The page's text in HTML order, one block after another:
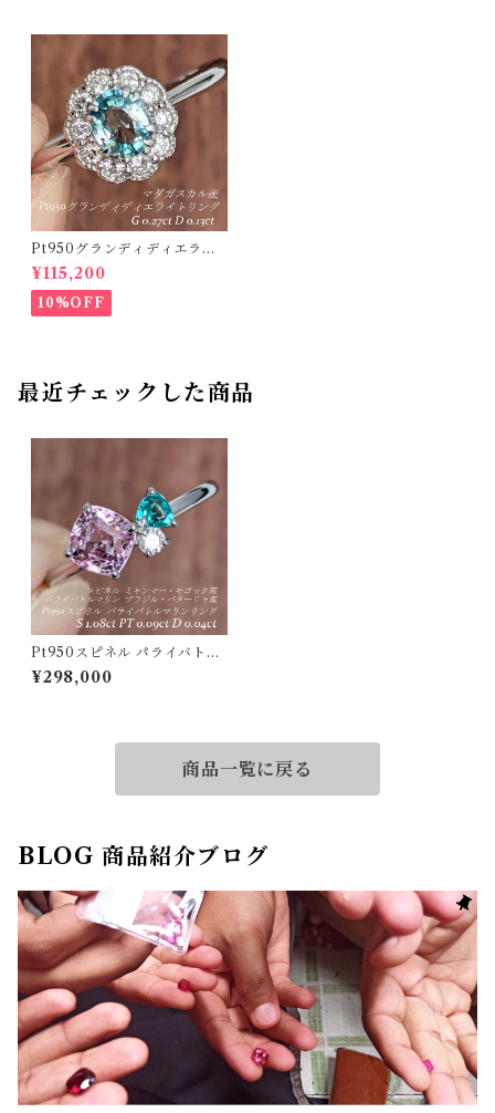
Pt950グランディディエライ
トリング マダガスカル産 グラ
ンディディエライト 0.27ct ダ
イヤモンド 0.13ct【PRO2071
18】
¥115,200
10%OFF
最近チェックした商品
Pt950スピネル パライバトル
マリンリング スピネル ミャン
マー・モゴック産 パライバト
¥298,000
商品一覧に戻る
BLOG 商品紹介ブログ